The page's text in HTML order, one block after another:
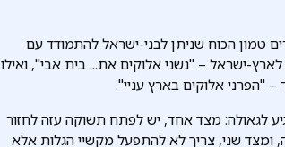
טמון הכוח שניתן לבני-ישראל להתמודד עם
ישראל – "נשני אלוקים את... בית אבי", ואילו
אלוקים בארץ עניי".
לגאולה: מצד אחד, יש לפתח תשוקה עזה לחזור
ומצד שני, צריך לא להתפעל מקשיי הגלות אלא